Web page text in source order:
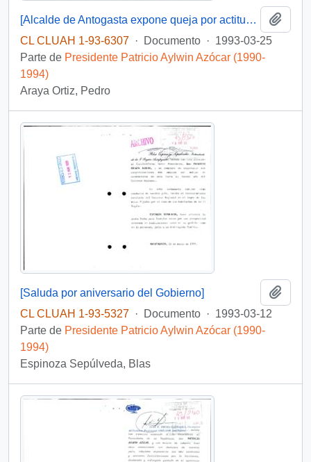
[Alcalde de Antogasta expone queja por actitud de SEREMI de Justicia]
CL CLUAH 1-93-6307 · Documento · 1993-03-25
Parte de Presidente Patricio Aylwin Azócar (1990-
1994)
Araya Ortiz, Pedro
[Saluda por aniversario del Gobierno]
CL CLUAH 1-93-5327 · Documento · 1993-03-12
Parte de Presidente Patricio Aylwin Azócar (1990-
1994)
Espinoza Sepúlveda, Blas